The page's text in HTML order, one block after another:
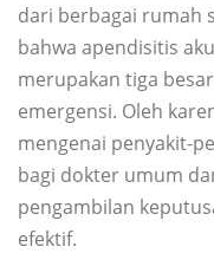
dari berbagai rumah
bahwa apendisitis
merupakan tiga
emergensi. Oleh
mengenai penyakit-
bagi dokter umum
pengambilan
efektif.